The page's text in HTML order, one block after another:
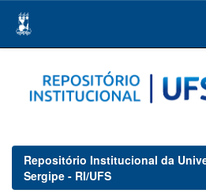
navigation
Repositório Institucional da
Sergipe - RI/UFS